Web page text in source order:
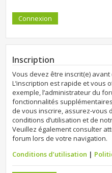
Inscription
Vous devez être inscrit(e)
L’inscription est rapide et vous
exemple, l’administrateur du
fonctionnalités
de vous inscrire, assurez-vous
conditions d’utilisation et de
Veuillez également consulter
forum lors de votre navigation.
Conditions d’utilisation |